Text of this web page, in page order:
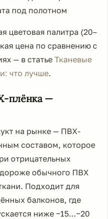
под полотном
цветовая палитра (20–
цена по сравнению с
— в статье Тканевые
что лучше.
плёнка —
на рынке — ПВХ-
составом, которое
отрицательных
дороже обычного ПВХ
Подходит для
балконов, где
ниже −15...−20